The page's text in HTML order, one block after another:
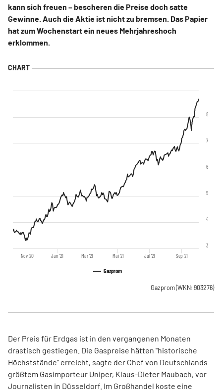
kann sich freuen – bescheren die Preise doch satte
Gewinne. Auch die Aktie ist nicht zu bremsen. Das Papier
hat zum Wochenstart ein neues Mehrjahreshoch
erklommen.
Gazprom
Nov '20 Jan '21 Mär '21 Mai '21 Jul '21 Sep '21
3
4
5
6
7
8
Gazprom(WKN: 903276)
Der Preis für Erdgas ist in den vergangenen Monaten
drastisch gestiegen. Die Gaspreise hätten "historische
Höchststände" erreicht, sagte der Chef von Deutschlands
größtem Gasimporteur Uniper, Klaus-Dieter Maubach, vor
Journalisten in Düsseldorf. Im Großhandel koste eine